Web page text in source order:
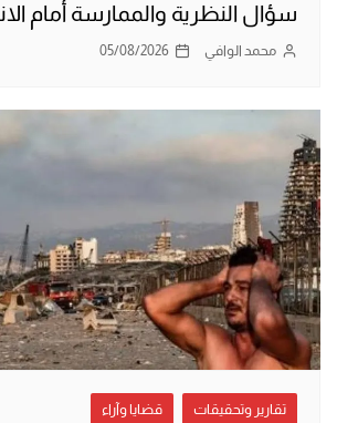
سؤال النظرية والممارسة أمام
محمد الوافي 05/08/2026
تقارير وتحقيقات قضايا وآراء